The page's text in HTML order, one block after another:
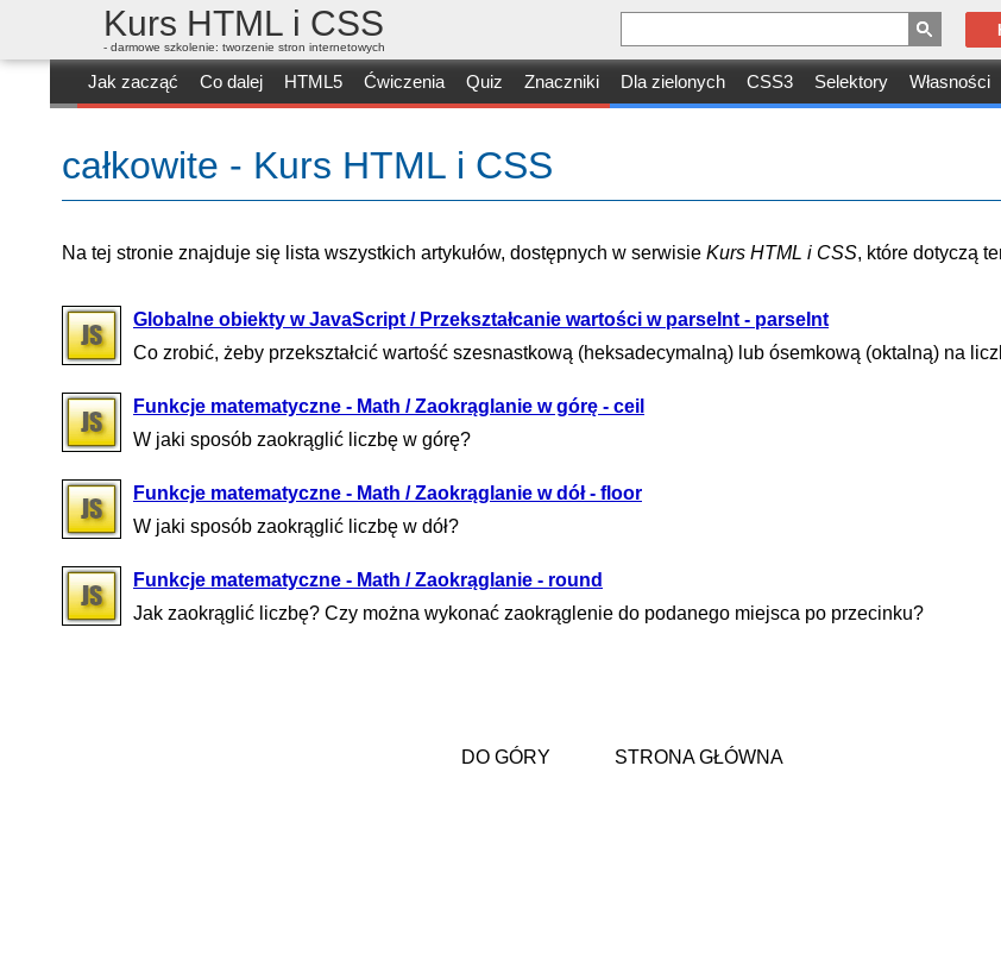
Kurs HTML i CSS
- darmowe szkolenie: tworzenie stron internetowych
Jak zacząć Co dalej HTML5 Ćwiczenia Quiz Znaczniki Dla zielonych CSS3 Selektory Własności
całkowite - Kurs HTML i CSS
Na tej stronie znajduje się lista wszystkich artykułów, dostępnych w serwisie Kurs HTML i CSS, które dotyczą
Globalne obiekty w JavaScript / Przekształcanie wartości w parseInt - parseInt
Co zrobić, żeby przekształcić wartość szesnastkową (heksadecymalną) lub ósemkową (oktalną) na
Funkcje matematyczne - Math / Zaokrąglanie w górę - ceil
W jaki sposób zaokrąglić liczbę w górę?
Funkcje matematyczne - Math / Zaokrąglanie w dół - floor
W jaki sposób zaokrąglić liczbę w dół?
Funkcje matematyczne - Math / Zaokrąglanie - round
Jak zaokrąglić liczbę? Czy można wykonać zaokrąglenie do podanego miejsca po przecinku?
DO GÓRY STRONA GŁÓWNA